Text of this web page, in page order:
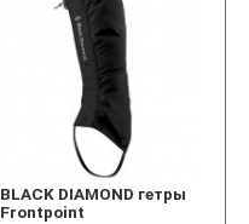
BLACK DIAMOND гетры
Frontpoint